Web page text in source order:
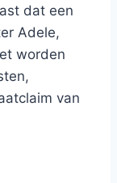
dat een
Adele,
worden
van